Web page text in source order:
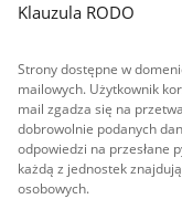
Klauzula RODO
Strony dostępne w
mailowych. Użytkownik
mail zgadza się na
dobrowolnie podanych
odpowiedzi na przesłane
każdą z jednostek
osobowych.